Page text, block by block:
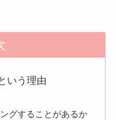
いう理由
グすることがあるか